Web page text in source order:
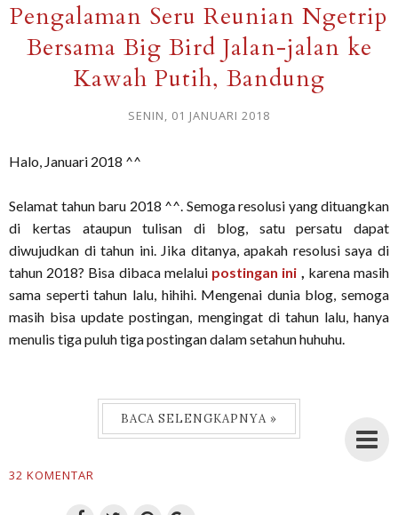
Pengalaman Seru Reunian Ngetrip
Bersama Big Bird Jalan-jalan ke
Kawah Putih, Bandung
SENIN, 01 JANUARI 2018
Halo, Januari 2018 ^^
Selamat tahun baru 2018 ^^. Semoga resolusi yang dituangkan
di kertas ataupun tulisan di blog, satu persatu dapat
diwujudkan di tahun ini. Jika ditanya, apakah resolusi saya di
tahun 2018? Bisa dibaca melalui postingan ini , karena masih
sama seperti tahun lalu, hihihi. Mengenai dunia blog, semoga
masih bisa update postingan, mengingat di tahun lalu, hanya
menulis tiga puluh tiga postingan dalam setahun huhuhu.
BACA SELENGKAPNYA »
32 KOMENTAR